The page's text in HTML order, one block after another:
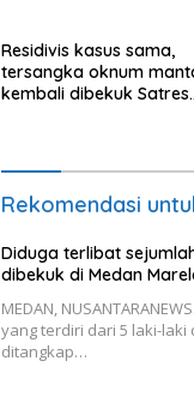
Residivis kasus sama,
tersangka oknum
kembali dibekuk Satres
Rekomendasi
Diduga terlibat
dibekuk di Medan
MEDAN,
yang terdiri dari 5 laki-laki
ditangkap…